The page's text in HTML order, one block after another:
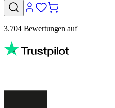
3.704 Bewertungen auf